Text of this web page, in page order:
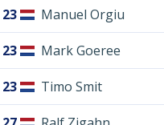
23 Manuel Orgiu
23 Mark Goeree
23 Timo Smit